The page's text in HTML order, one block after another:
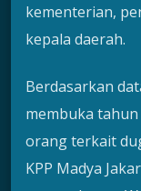
kementerian,
kepala daerah.
Berdasarkan
membuka
orang terkait
KPP Madya